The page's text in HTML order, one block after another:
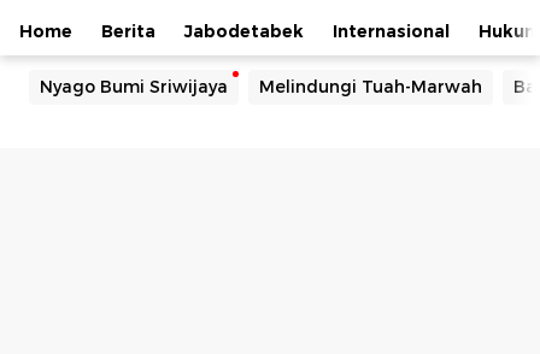
Home Berita Jabodetabek Internasional Hukum
Nyago Bumi Sriwijaya Melindungi Tuah-Marwah